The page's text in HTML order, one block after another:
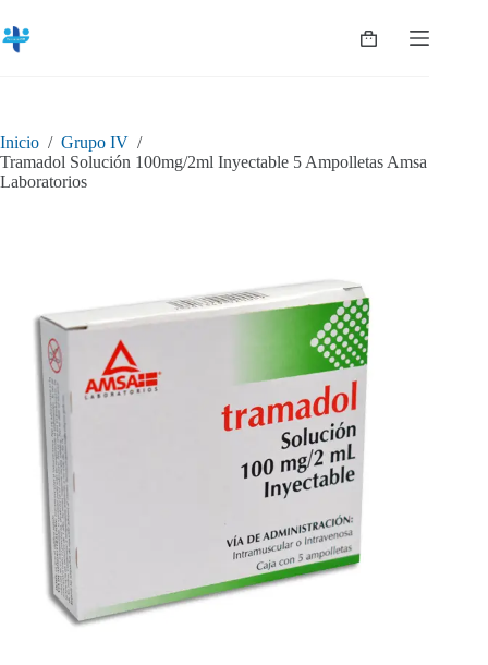
al
contenido
Shopping
Inicio / Grupo IV /
Tramadol Solución 100mg/2ml Inyectable 5 Ampolletas Amsa
Laboratorios